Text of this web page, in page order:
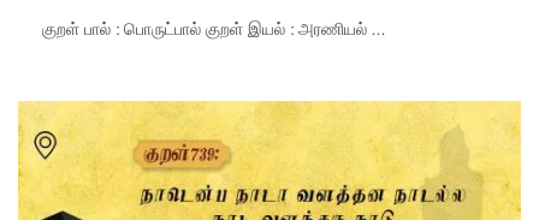
குறள் பால் : பொருட்பால் குறள் இயல் : அரணியல் ...